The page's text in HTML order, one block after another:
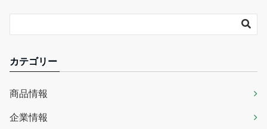
カテゴリー
商品情報
企業情報